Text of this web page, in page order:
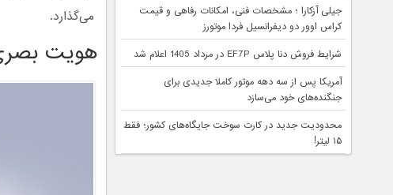
می‌گذارد.
هویت
جیلی آزکارا ؛ مشخصات فنی، امکانات رفاهی و قیمت
کراس اوور دو دیفرانسیل فردا موتورز
شرایط فروش دنا پلاس EF7P در مرداد 1405 اعلام شد
آمریکا پس از سه دهه موتور کاملا جدیدی برای
جنگنده‌های خود می‌سازد
محدودیت جدید در کارت سوخت جایگاه‌های کشور؛ فقط
۱۵ لیتر!